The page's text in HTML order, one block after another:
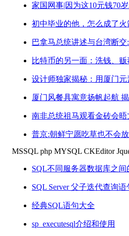
家国网事|因为这10元钱70
初中毕业的他，怎么成了
巴拿马总统讲述与台湾断
比特币的另一面：洗钱、
设计师独家揭秘：用厦门
厦门风餐具寓意扬帆起航
南非总统祖马观看金砖会
普京:朝鲜宁愿吃草也不会
侠客岛:飞越北海道的朝鲜导
为什么历代帝王都不将国
李克强接待法国总理访华时
朝鲜评论员:爱体面的大国
九九乘法表弱爆：印度
MSSQL php MYSQL CKEditor
SQL不同服务器数据库之
SQL Server 父子迭代查询
经典SQL语句大全
sp_executesql介绍和使用